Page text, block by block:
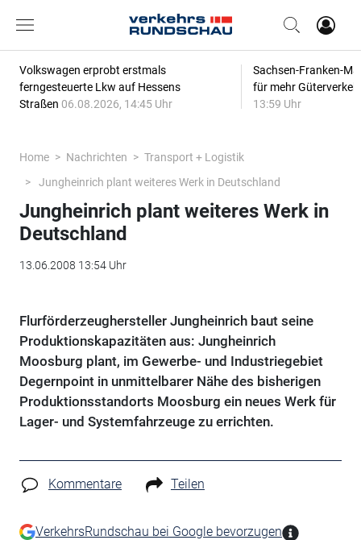
Volkswagen erprobt erstmals
ferngesteuerte Lkw auf Hessens
Straßen 06.08.2026, 14:45 Uhr
Sachsen-Franken-
für mehr
13:59 Uhr
Home Nachrichten
Transport + Logistik
Jungheinrich plant weiteres Werk in Deutschland
Jungheinrich plant weiteres Werk in
Deutschland
13.06.2008 13:54 Uhr
Flurförderzeughersteller Jungheinrich baut seine
Produktionskapazitäten aus: Jungheinrich
Moosburg plant, im Gewerbe- und Industriegebiet
Degernpoint in unmittelbarer Nähe des bisherigen
Produktionsstandorts Moosburg ein neues Werk für
Lager- und Systemfahrzeuge zu errichten.
Kommentare Teilen
VerkehrsRundschau bei Google bevorzugen